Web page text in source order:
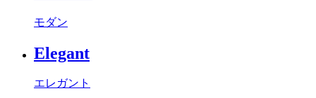
モダン
Elegant
エレガント